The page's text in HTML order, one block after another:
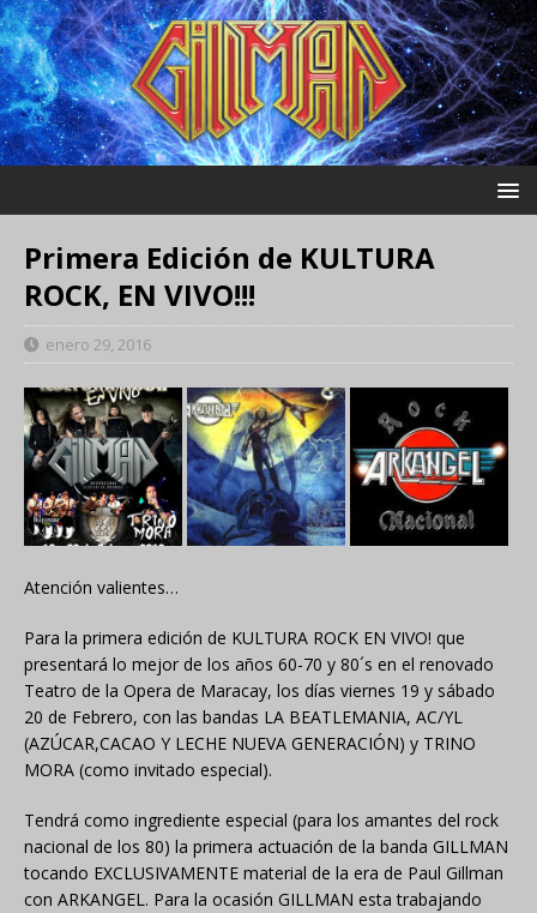
Primera Edición de KULTURA
ROCK, EN VIVO!!!
enero 29, 2016
Atención valientes…
Para la primera edición de KULTURA ROCK EN VIVO! que
presentará lo mejor de los años 60-70 y 80´s en el renovado
Teatro de la Opera de Maracay, los días viernes 19 y sábado
20 de Febrero, con las bandas LA BEATLEMANIA, AC/YL
(AZÚCAR,CACAO Y LECHE NUEVA GENERACIÓN) y TRINO
MORA (como invitado especial).
Tendrá como ingrediente especial (para los amantes del rock
nacional de los 80) la primera actuación de la banda GILLMAN
tocando EXCLUSIVAMENTE material de la era de Paul Gillman
con ARKANGEL. Para la ocasión GILLMAN esta trabajando